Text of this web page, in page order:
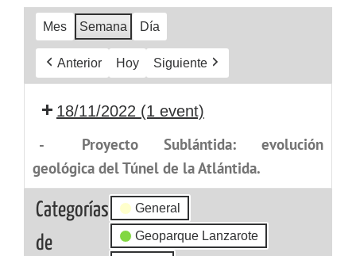
Mes Semana Día
Anterior Hoy Siguiente
18/11/2022 (1 event)
-
Proyecto Sublántida: evolución
geológica del Túnel de la Atlántida.
Categorías
de
General
Geoparque Lanzarote